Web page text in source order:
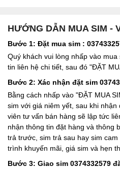
HƯỚNG DẪN MUA SIM -
Bước 1: Đặt mua sim :
Quý khách vui lòng nhấp vào
tin liên hệ chi tiết, sau đó "ĐẶT
Bước 2: Xác nhận đặt sim
Bằng cách nhấp vào "ĐẶT MUA
sim với giá niêm yết, sau khi
viên tư vấn bán hàng sẽ lập tức
nhận thông tin đặt hàng và thông
trả trước, sim trả sau hay sim
trình khuyến mãi, giá sim và hẹn
Bước 3: Giao sim 0374332579